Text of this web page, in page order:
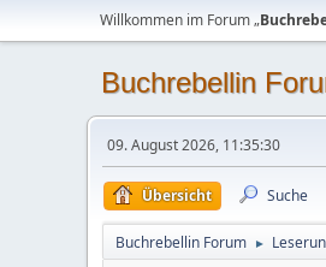
Willkommen im Forum „
Buchrebellin
09. August 2026, 11:35:30
Übersicht Suche
Buchrebellin Forum ►